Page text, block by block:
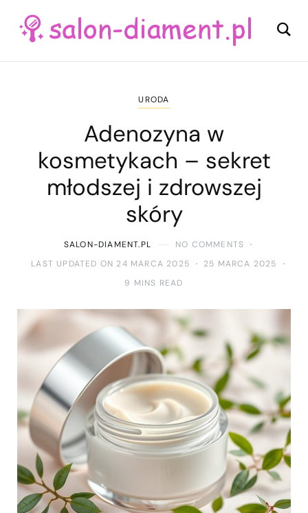
URODA
Adenozyna w
kosmetykach – sekret
młodszej i zdrowszej
skóry
SALON-DIAMENT.PL
NO COMMENTS
LAST UPDATED ON 24 MARCA 2025
25 MARCA 2025
9 MINS READ